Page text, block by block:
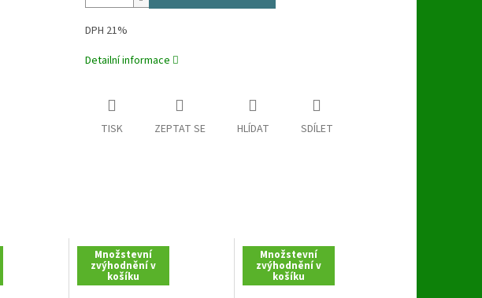
DPH 21%
Detailní informace
TISK ZEPTAT SE HLÍDAT SDÍLET
Množstevní
zvýhodnění v
košíku
Množstevní
zvýhodnění v
košíku